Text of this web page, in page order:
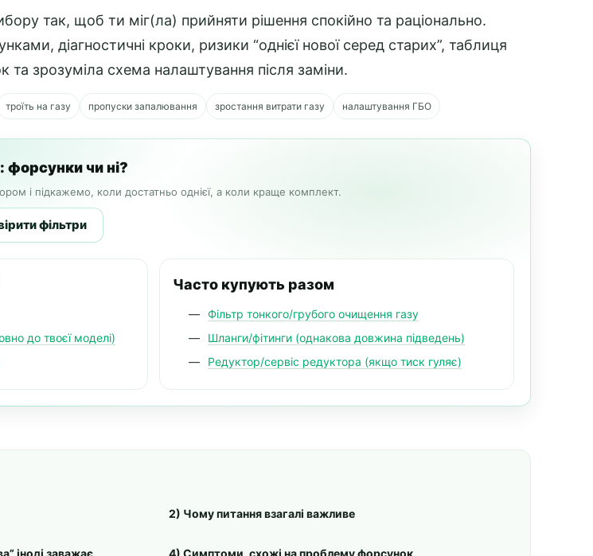
так, щоб ти міг(ла) прийняти рішення спокійно та раціонально.
діагностичні кроки, ризики “однієї нової серед старих”, таблиця
зрозуміла схема налаштування після заміни.
троїть на газу пропуски запалювання зростання витрати газу налаштування ГБО
форсунки чи ні?
і підкажемо, коли достатньо однієї, а коли краще комплект.
фільтри
до твоєї моделі)
Часто купують разом
Фільтр тонкого/грубого очищення газу
Шланги/фітинги (однакова довжина підведень)
Редуктор/сервіс редуктора (якщо тиск гуляє)
2) Чому питання взагалі важливе